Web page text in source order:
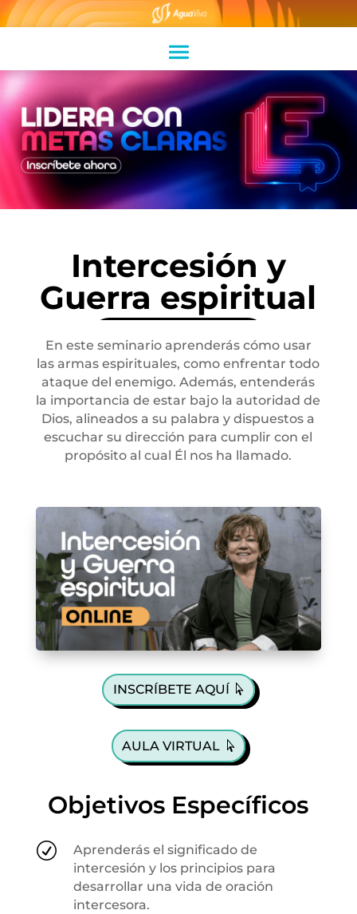
Intercesión y
Guerra espiritual
En este seminario aprenderás cómo usar
las armas espirituales, como enfrentar todo
ataque del enemigo. Además, entenderás
la importancia de estar bajo la autoridad de
Dios, alineados a su palabra y dispuestos a
escuchar su dirección para cumplir con el
propósito al cual Él nos ha llamado.
INSCRÍBETE AQUÍ
AULA VIRTUAL
Objetivos Específicos
R
Aprenderás el significado de
intercesión y los principios para
desarrollar una vida de oración
intercesora.